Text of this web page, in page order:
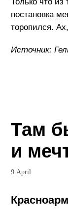
постановка
торопился.
Источник:
Там
и
9 April